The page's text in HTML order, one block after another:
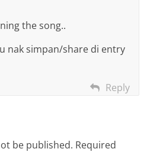
the song..
nak simpan/share di entry
Reply
be published. Required